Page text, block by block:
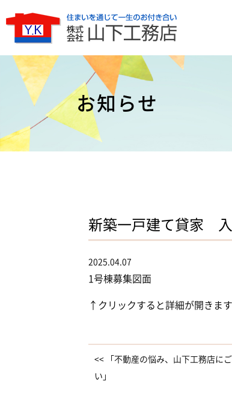
お知らせ
新築一戸建て貸家
2025.04.07
1号棟募集図面
↑クリックすると詳細が開きます
<< 「不動産の悩み、山下工務店に
い」